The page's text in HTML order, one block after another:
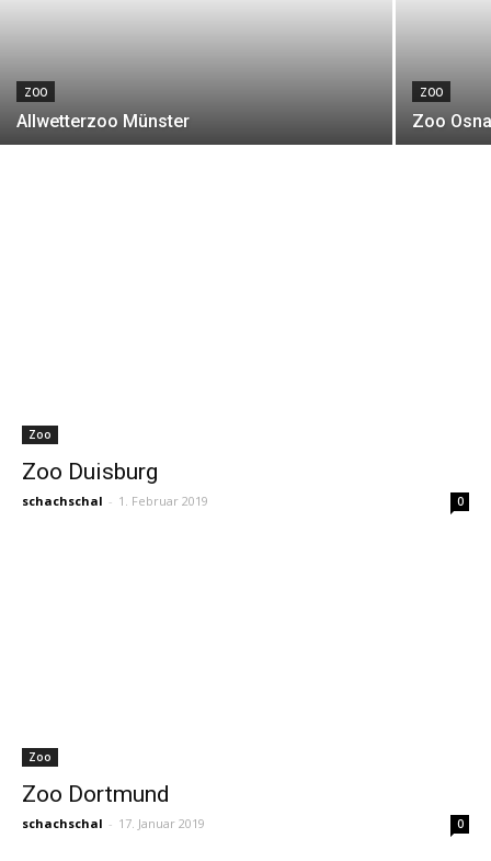
ZOO
Allwetterzoo Münster
ZOO
Zoo
Zoo
Zoo Duisburg
schachschal - 1. Februar 2019 0
Zoo
Zoo Dortmund
schachschal - 17. Januar 2019 0